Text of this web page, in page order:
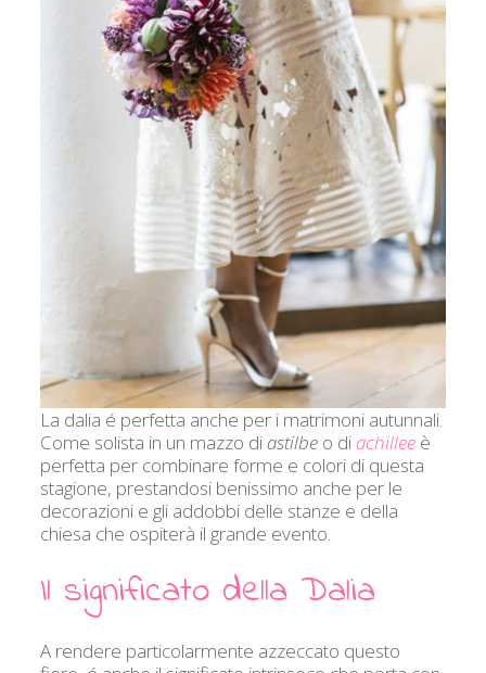
La dalia é perfetta anche per i matrimoni autunnali.
Come solista in un mazzo di astilbeo di achilleeè
perfetta per combinare forme e colori di questa
stagione, prestandosi benissimo anche per le
decorazioni e gli addobbi delle stanze e della
chiesa che ospiterà il grande evento.
Il significato della Dalia
A rendere particolarmente azzeccato questo